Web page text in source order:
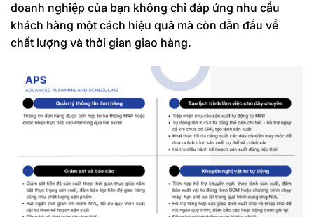
doanh nghiệp của bạn không chỉ đáp ứng nhu cầu
khách hàng một cách hiệu quả mà còn dẫn đầu về
chất lượng và thời gian giao hàng.